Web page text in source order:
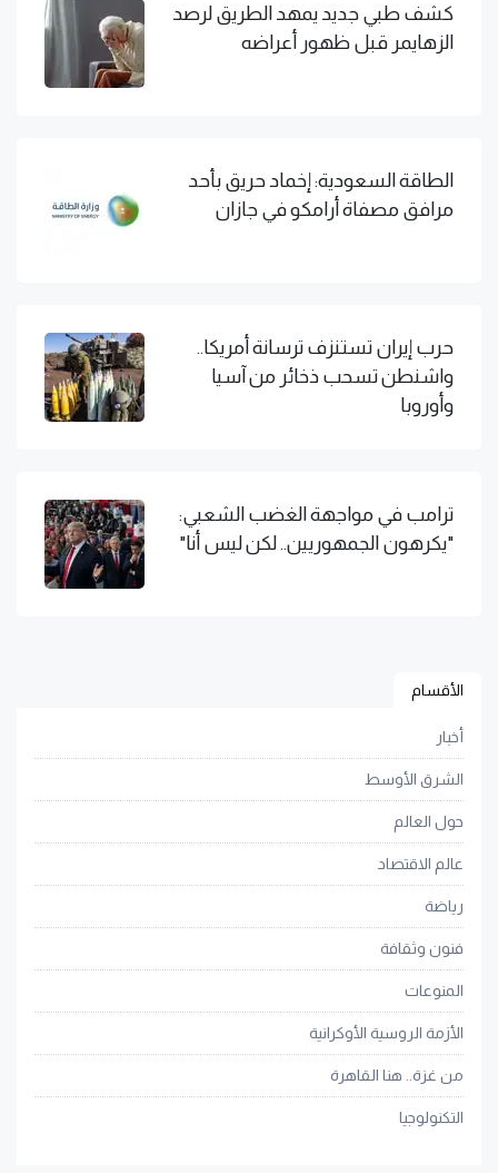
كشف طبي جديد يمهد الطريق لرصد
الزهايمر قبل ظهور أعراضه
الطاقة السعودية: إخماد حريق بأحد
مرافق مصفاة أرامكو في جازان
حرب إيران تستنزف ترسانة أمريكا..
واشنطن تسحب ذخائر من آسيا
وأوروبا
ترامب في مواجهة الغضب الشعبي:
"يكرهون الجمهوريين.. لكن ليس أنا"
الأقسام
أخبار
الشرق الأوسط
حول العالم
عالم الاقتصاد
رياضة
فنون وثقافة
المنوعات
الأزمة الروسية الأوكرانية
من غزة.. هنا القاهرة
التكنولوجيا